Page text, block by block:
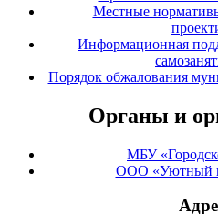
Местные
Информационная
Порядок обжалования
Органы и
МБУ
ООО «Уютный